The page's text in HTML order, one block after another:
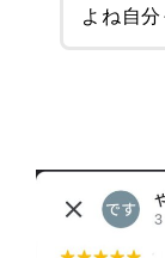
よね自